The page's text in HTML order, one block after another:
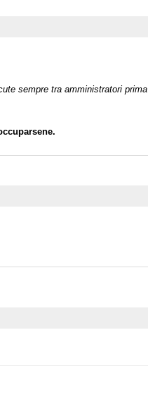
sempre tra amministratori